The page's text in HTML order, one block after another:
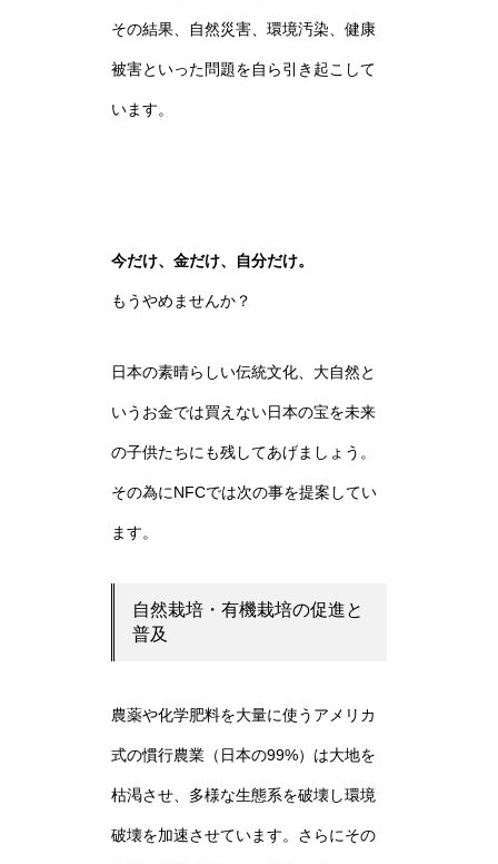
その結果、自然災害、環境汚染、健康
被害といった問題を自ら引き起こして
います。
今だけ、金だけ、自分だけ。
もうやめませんか？
日本の素晴らしい伝統文化、大自然と
いうお金では買えない日本の宝を未来
の子供たちにも残してあげましょう。
その為にNFCでは次の事を提案してい
ます。
自然栽培・有機栽培の促進と
普及
農薬や化学肥料を大量に使うアメリカ
式の慣行農業（日本の99%）は大地を
枯渇させ、多様な生態系を破壊し環境
破壊を加速させています。さらにその